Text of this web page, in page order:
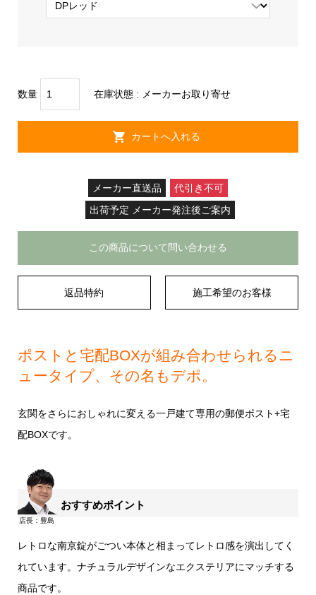
数量 在庫状態 : メーカーお取り寄せ
メーカー直送品
代引き不可
出荷予定 メーカー発注後ご案内
この商品について問い合わせる
返品特約 施工希望のお客様
ポストと宅配BOXが組み合わせられるニ
ュータイプ、その名もデポ。
玄関をさらにおしゃれに変える一戸建て専用の郵便ポスト+宅
配BOXです。
おすすめポイント
レトロな南京錠がごつい本体と相まってレトロ感を演出してく
れています。ナチュラルデザインなエクステリアにマッチする
商品です。